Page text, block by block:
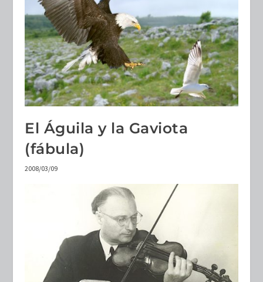
El Águila y la Gaviota
(fábula)
2008/03/09